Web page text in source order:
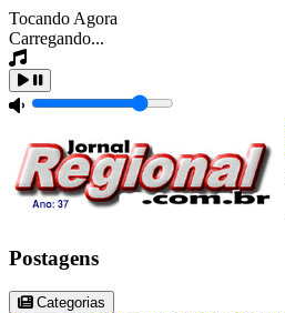
Tocando Agora
Carregando...
Postagens
Categorias